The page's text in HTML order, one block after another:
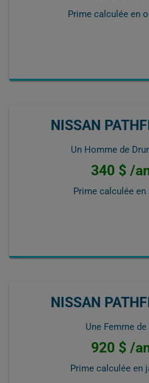
Prime calculée en
NISSAN
Un Homme de
340 $ /
Prime calculée en
NISSAN
Une Femme de
920 $ /
Prime calculée en